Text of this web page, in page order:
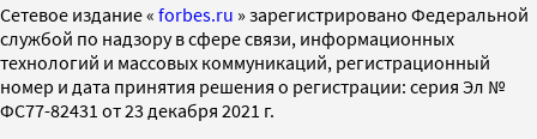
Cетевое издание « forbes.ru » зарегистрировано Федеральной
службой по надзору в сфере связи, информационных
технологий и массовых коммуникаций, регистрационный
номер и дата принятия решения о регистрации: серия Эл №
ФС77-82431 от 23 декабря 2021 г.